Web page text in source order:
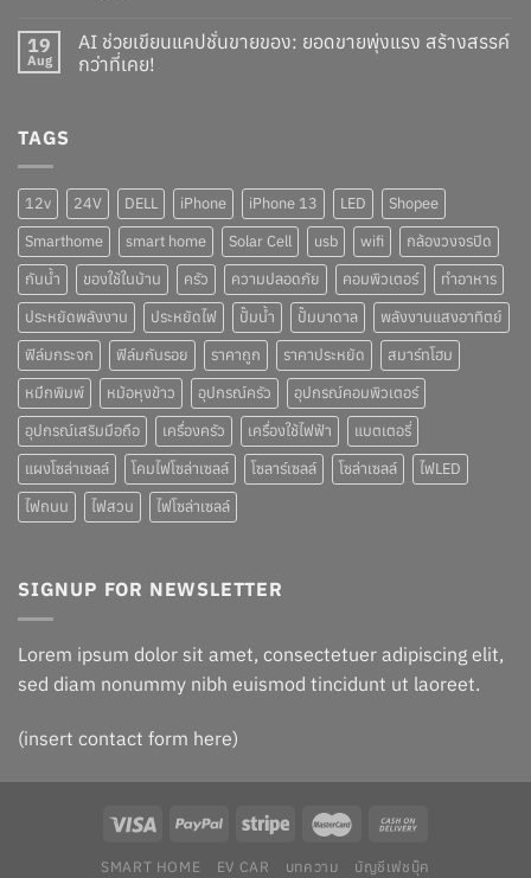
19
Aug
AI ช่วยเขียนแคปชั่นขายของ: ยอดขายพุ่งแรง สร้างสรรค์
กว่าที่เคย!
TAGS
12v 24V DELL iPhone iPhone 13 LED
Shopee
Smarthome
smart home Solar Cell usb wifi
กล้องวงจรปิด
กันน้ำ
ของใช้ในบ้าน ครัว ความปลอดภัย คอมพิวเตอร์
ทำอาหาร
ประหยัดพลังงาน
ประหยัดไฟ ปั๊มน้ำ ปั๊มบาดาล
พลังงานแสงอาทิตย์
ฟิล์มกระจก
ฟิล์มกันรอย ราคาถูก ราคาประหยัด
สมาร์ทโฮม
หมึกพิมพ์
หม้อหุงข้าว อุปกรณ์ครัว
อุปกรณ์คอมพิวเตอร์
อุปกรณ์เสริมมือถือ
เครื่องครัว เครื่องใช้ไฟฟ้า
แบตเตอรี่
แผงโซล่าเซลล์
โคมไฟโซล่าเซลล์ โซลาร์เซลล์ โซล่าเซลล์
ไฟLED
ไฟถนน
ไฟสวน ไฟโซล่าเซลล์
SIGNUP FOR NEWSLETTER
Lorem ipsum dolor sit amet, consectetuer adipiscing elit,
sed diam nonummy nibh euismod tincidunt ut laoreet.
(insert contact form here)
SMART HOME EV CAR บทความ บัญชีเฟชบุ๊ค